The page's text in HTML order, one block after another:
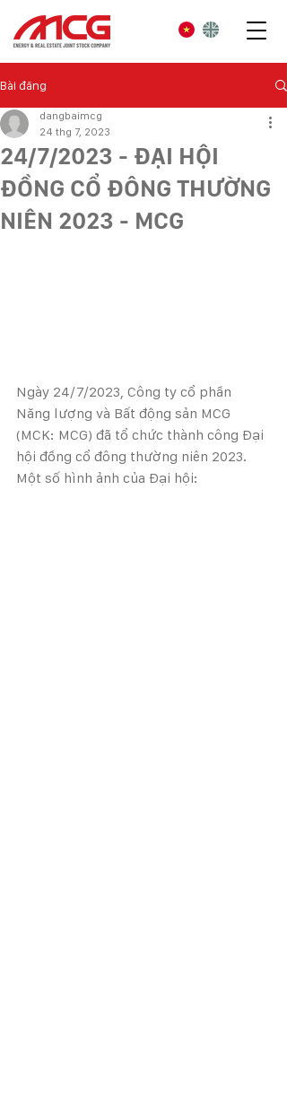
Bài đăng
24/7/2023 - ĐẠI HỘI
ĐỒNG CỔ ĐÔNG THƯỜNG
NIÊN 2023 - MCG
dangbaimcg
24 thg 7, 2023
Ngày 24/7/2023, Công ty cổ phần
Năng lượng và Bất động sản MCG
(MCK: MCG) đã tổ chức thành công Đại
hội đồng cổ đông thường niên 2023.
Một số hình ảnh của Đại hội: